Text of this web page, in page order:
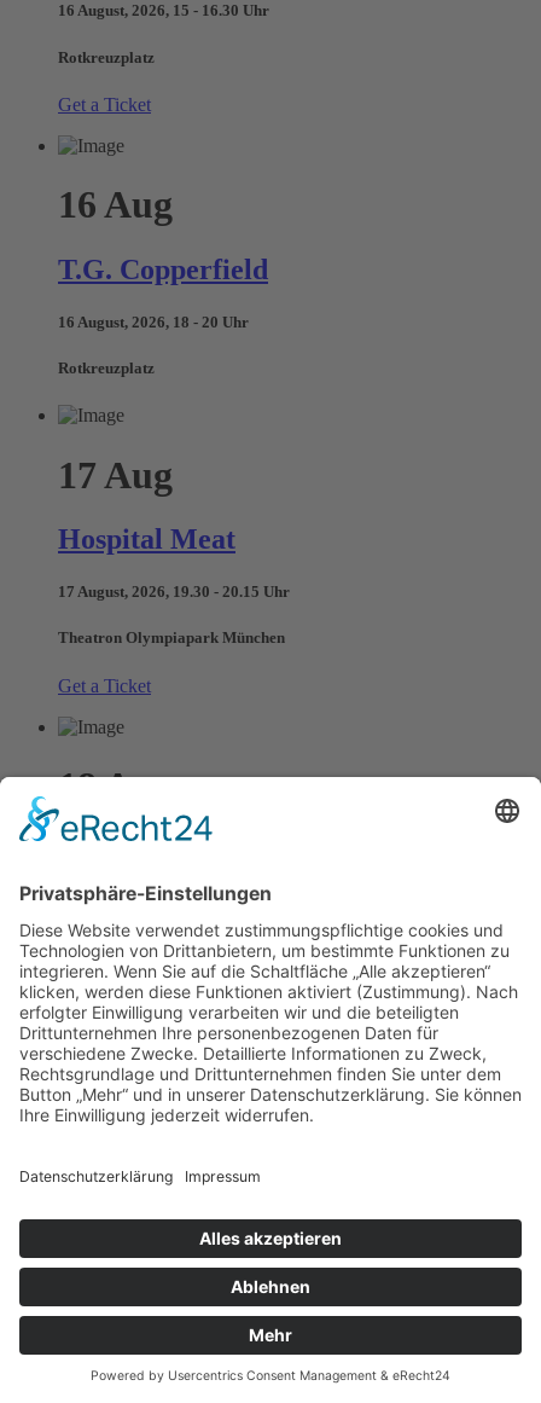
16 August, 2026, 15 - 16.30 Uhr
Rotkreuzplatz
Get a Ticket
16 Aug
T.G. Copperfield
16 August, 2026, 18 - 20 Uhr
Rotkreuzplatz
17 Aug
Hospital Meat
17 August, 2026, 19.30 - 20.15 Uhr
Theatron Olympiapark München
Get a Ticket
18Aug
Manuel Meier
18 August, 2026, 20 - 22 Uhr
Hard Rock Cafe München
18Aug
Polar Noir
18 August, 2026, 19 - 20 Uhr
Theatron Olympiapark München
Get a Ticket
19Aug